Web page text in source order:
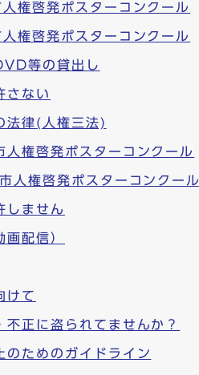
権啓発ポスターコンクール
権啓発ポスターコンクール
等の貸出し
さない
法律(人権三法)
人権啓発ポスターコンクール
人権啓発ポスターコンクール
しません
画配信）
けて
不正に盗られてませんか？
のためのガイドライン